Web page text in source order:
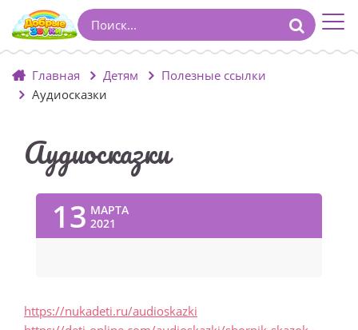
Главная Детям
Полезные ссылки
Аудиосказки
Аудиосказки
13 МАРТА
2021
https://nukadeti.ru/audioskazki